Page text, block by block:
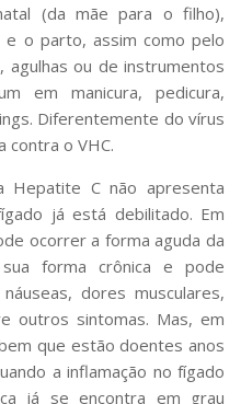
(da mãe para o filho),
o parto, assim como pelo
agulhas ou de instrumentos
em manicura, pedicura,
Diferentemente do vírus
contra o VHC.
Hepatite C não apresenta
já está debilitado. Em
ocorrer a forma aguda da
forma crônica e pode
dores musculares,
outros sintomas. Mas, em
que estão doentes anos
a inflamação no fígado
já se encontra em grau